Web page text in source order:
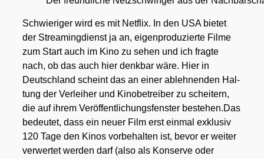
Schwie­ri­ger wird es mit Net­flix. In den USA bie­tet
der Strea­ming­dienst ja an, eigen­pro­du­zier­te Fil­me
zum Start auch im Kino zu sehen und ich frag­te
nach, ob das auch hier denk­bar wäre. Hier in
Deutsch­land scheint das an einer ableh­nen­den Hal­
tung der Ver­lei­her und Kino­be­trei­ber zu schei­tern,
die auf ihrem Ver­öf­fent­li­chungs­fens­ter bestehen.Das
bedeu­tet, dass ein neu­er Film erst ein­mal exklu­siv
120 Tage den Kinos vor­be­hal­ten ist, bevor er wei­ter
ver­wer­tet wer­den darf (also als Kon­ser­ve oder